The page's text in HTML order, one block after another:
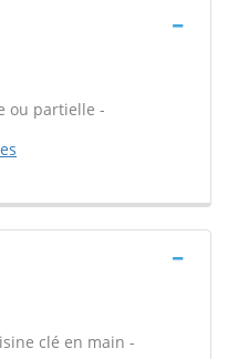
ou partielle -
clé en main -